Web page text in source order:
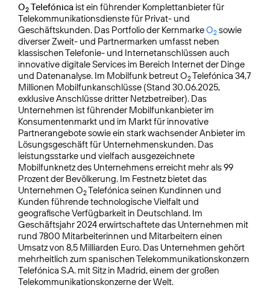
O2 Telefónica ist ein führender Komplettanbieter für
Telekommunikationsdienste für Privat- und
Geschäftskunden. Das Portfolio der KernmarkeO2 sowie
diverser Zweit- und Partnermarken umfasst neben
klassischen Telefonie- und Internetanschlüssen auch
innovative digitale Services im Bereich Internet der Dinge
und Datenanalyse. Im Mobilfunk betreut O2Telefónica 34,7
Millionen Mobilfunkanschlüsse (Stand 30.06.2025,
exklusive Anschlüsse dritter Netzbetreiber). Das
Unternehmen ist führender Mobilfunkanbieter im
Konsumentenmarkt und im Markt für innovative
Partnerangebote sowie ein stark wachsender Anbieter im
Lösungsgeschäft für Unternehmenskunden. Das
leistungsstarke und vielfach ausgezeichnete
Mobilfunknetz des Unternehmens erreicht mehr als 99
Prozent der Bevölkerung. Im Festnetz bietet das
Unternehmen O2Telefónica seinen Kundinnen und
Kunden führende technologische Vielfalt und
geografische Verfügbarkeit in Deutschland. Im
Geschäftsjahr 2024 erwirtschaftete das Unternehmen mit
rund 7800 Mitarbeiterinnen und Mitarbeitern einen
Umsatz von 8,5 Milliarden Euro. Das Unternehmen gehört
mehrheitlich zum spanischen Telekommunikationskonzern
Telefónica S.A. mit Sitz in Madrid, einem der großen
Telekommunikationskonzerne der Welt.